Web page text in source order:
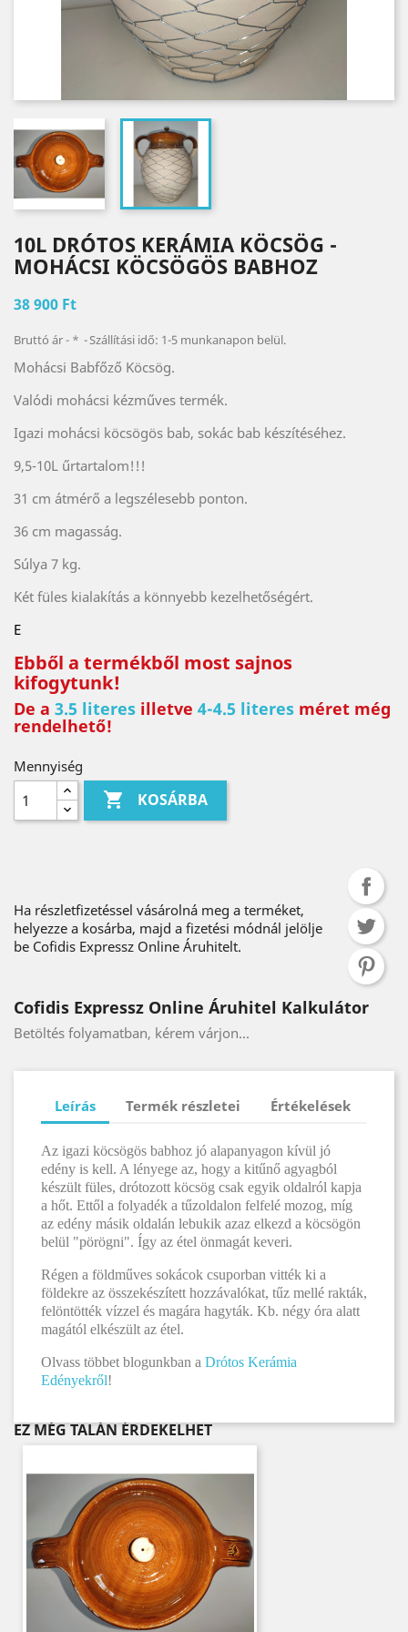
10L DRÓTOS KERÁMIA KÖCSÖG -
MOHÁCSI KÖCSÖGÖS BABHOZ
38 900 Ft
Bruttó ár * Szállítási idő: 1-5 munkanapon belül.
Mohácsi Babfőző Köcsög.
Valódi mohácsi kézműves termék.
Igazi mohácsi köcsögös bab, sokác bab készítéséhez.
9,5-10L űrtartalom!!!
31 cm átmérő a legszélesebb ponton.
36 cm magasság.
Súlya 7 kg.
Két füles kialakítás a könnyebb kezelhetőségért.
E
Ebből a termékből most sajnos
kifogytunk!
De a 3.5 literes illetve 4-4.5 literes méret még
rendelhető!
Mennyiség
 KOSÁRBA
Ha részletfizetéssel vásárolná meg a terméket,
helyezze a kosárba, majd a fizetési módnál jelölje
be Cofidis Expressz Online Áruhitelt.
Cofidis Expressz Online Áruhitel Kalkulátor
Betöltés folyamatban, kérem várjon...
Leírás Termék részletei Értékelések
Az igazi köcsögös babhoz jó alapanyagon kívül jó
edény is kell. A lényege az, hogy a kitűnő agyagból
készült füles, drótozott köcsög csak egyik oldalról kapja
a hőt. Ettől a folyadék a tűzoldalon felfelé mozog, míg
az edény másik oldalán lebukik azaz elkezd a köcsögön
belül "pörögni". Így az étel önmagát keveri.
Régen a földműves sokácok csuporban vitték ki a
földekre az összekészített hozzávalókat, tűz mellé rakták,
felöntötték vízzel és magára hagyták. Kb. négy óra alatt
magától elkészült az étel.
Olvass többet blogunkban a Drótos Kerámia
Edényekről!
EZ MÉG TALÁN ÉRDEKELHET